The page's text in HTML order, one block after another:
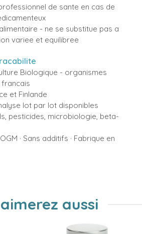
de sante en cas de
- ne se substitue pas a
variee et equilibree
Biologique - organismes
francais
et Finlande
lot par lot disponibles
pesticides, microbiologie, beta-
· Sans additifs · Fabrique en
aussi